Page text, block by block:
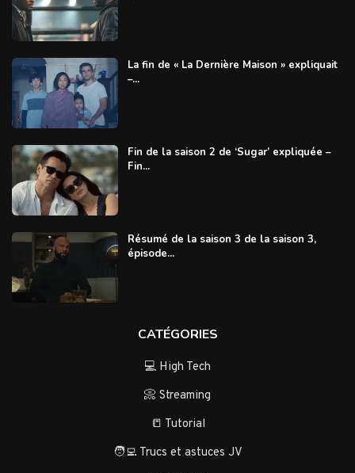
La fin de « La Dernière Maison » expliquait
–...
Fin de la saison 2 de ‘Sugar’ expliquée –
Fin...
Résumé de la saison 3 de la saison 3,
épisode...
CATÉGORIES
💻 High Tech
📀 Streaming
📒 Tutorial
🧑‍💻 Trucs et astuces JV